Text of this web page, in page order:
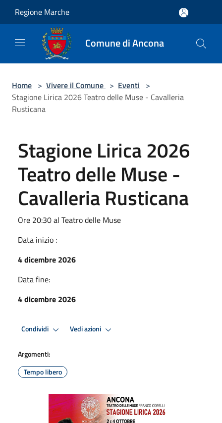
Regione Marche
Comune di Ancona
Home > Vivere il Comune > Eventi >
Stagione Lirica 2026 Teatro delle Muse - Cavalleria
Rusticana
Stagione Lirica 2026
Teatro delle Muse -
Cavalleria Rusticana
Ore 20:30 al Teatro delle Muse
Data inizio :
4 dicembre 2026
Data fine:
4 dicembre 2026
Condividi Vedi azioni
Argomenti:
Tempo libero